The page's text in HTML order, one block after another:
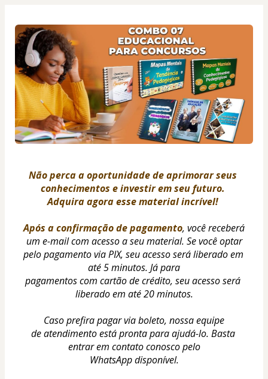
Não perca a oportunidade de aprimorar seus
conhecimentos e investir em seu futuro.
Adquira agora esse material incrível!
Após a confirmação de pagamento, você receberá
um e-mail com acesso a seu material. Se você optar
pelo pagamento via PIX, seu acesso será liberado em
até 5 minutos. Já para
pagamentos com cartão de crédito, seu acesso será
liberado em até 20 minutos.
Caso prefira pagar via boleto, nossa equipe
de atendimento está pronta para ajudá-lo. Basta
entrar em contato conosco pelo
WhatsApp disponível.